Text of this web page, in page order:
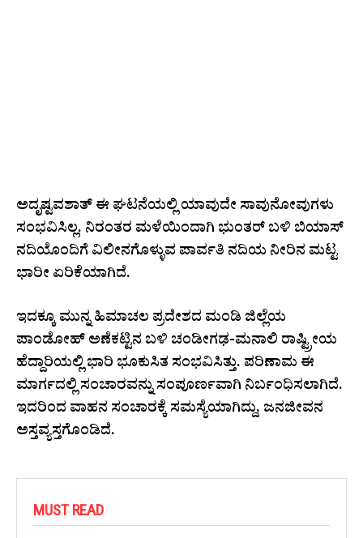
ಅದೃಷ್ಟವಶಾತ್ ಈ ಘಟನೆಯಲ್ಲಿ ಯಾವುದೇ ಸಾವುನೋವುಗಳು
ಸಂಭವಿಸಿಲ್ಲ. ನಿರಂತರ ಮಳೆಯಿಂದಾಗಿ ಭುಂತರ್ ಬಳಿ ಬಿಯಾಸ್
ನದಿಯೊಂದಿಗೆ ವಿಲೀನಗೊಳ್ಳುವ ಪಾರ್ವತಿ ನದಿಯ ನೀರಿನ ಮಟ್ಟ
ಭಾರೀ ಏರಿಕೆಯಾಗಿದೆ.
ಇದಕ್ಕೂ ಮುನ್ನ ಹಿಮಾಚಲ ಪ್ರದೇಶದ ಮಂಡಿ ಜಿಲ್ಲೆಯ
ಪಾಂಡೋಹ್ ಅಣೆಕಟ್ಟಿನ ಬಳಿ ಚಂಡೀಗಢ-ಮನಾಲಿ ರಾಷ್ಟ್ರೀಯ
ಹೆದ್ದಾರಿಯಲ್ಲಿ ಭಾರಿ ಭೂಕುಸಿತ ಸಂಭವಿಸಿತ್ತು. ಪರಿಣಾಮ ಈ
ಮಾರ್ಗದಲ್ಲಿ ಸಂಚಾರವನ್ನು ಸಂಪೂರ್ಣವಾಗಿ ನಿರ್ಬಂಧಿಸಲಾಗಿದೆ.
ಇದರಿಂದ ವಾಹನ ಸಂಚಾರಕ್ಕೆ ಸಮಸ್ಯೆಯಾಗಿದ್ದು, ಜನಜೀವನ
ಅಸ್ತವ್ಯಸ್ತಗೊಂಡಿದೆ.
MUST READ